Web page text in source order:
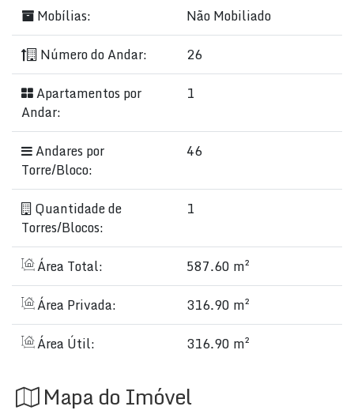
Mobílias:
Não Mobiliado
Número do Andar:
26
Apartamentos por
Andar:
1
Andares por
Torre/Bloco:
46
Quantidade de
Torres/Blocos:
1
Área Total:
587.60 m²
Área Privada:
316.90 m²
Área Útil:
316.90 m²
Mapa do Imóvel